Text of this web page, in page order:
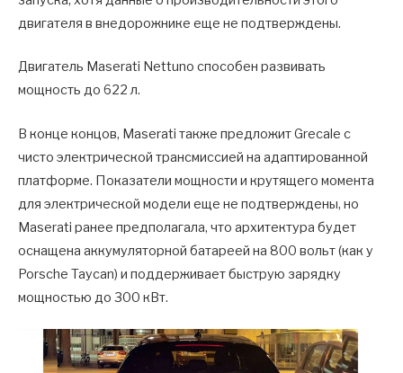
двигателя в внедорожнике еще не подтверждены.
Двигатель Maserati Nettuno способен развивать
мощность до 622 л.
В конце концов, Maserati также предложит Grecale с
чисто электрической трансмиссией на адаптированной
платформе. Показатели мощности и крутящего момента
для электрической модели еще не подтверждены, но
Maserati ранее предполагала, что архитектура будет
оснащена аккумуляторной батареей на 800 вольт (как у
Porsche Taycan) и поддерживает быструю зарядку
мощностью до 300 кВт.